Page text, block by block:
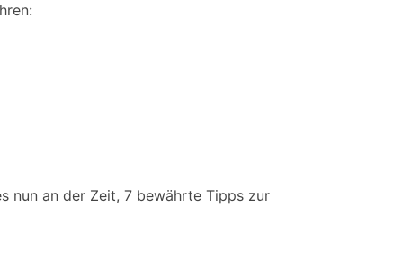
nun an der Zeit, 7 bewährte Tipps zur